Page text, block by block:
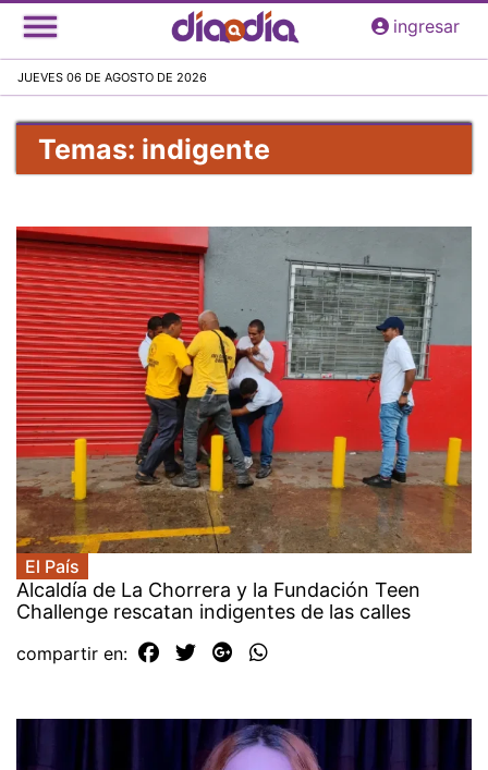
Pasar
al
principal
ingresar
JUEVES 06 DE AGOSTO DE 2026
Temas: indigente
El País
Alcaldía de La Chorrera y la Fundación Teen
Challenge rescatan indigentes de las calles
compartir en: